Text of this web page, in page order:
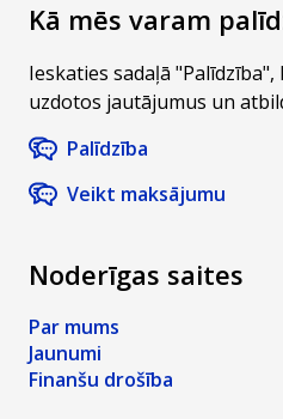
Kā mēs varam
Ieskaties sadaļā
uzdotos jautājumus un
Palīdzība
Veikt maksājumu
Noderīgas saites
Par mums
Jaunumi
Finanšu drošība